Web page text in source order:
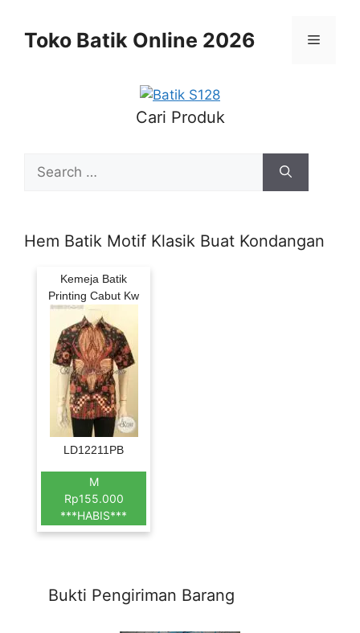
contentToko Batik Online 2026 Menu
Cari Produk
for:
Hem Batik Motif Klasik Buat Kondangan
Kemeja Batik
Printing Cabut Kw
LD12211PB
M
Rp155.000
***HABIS***
Bukti Pengiriman Barang